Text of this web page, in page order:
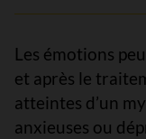
Les émotions
et après le
atteintes d’un
anxieuses ou